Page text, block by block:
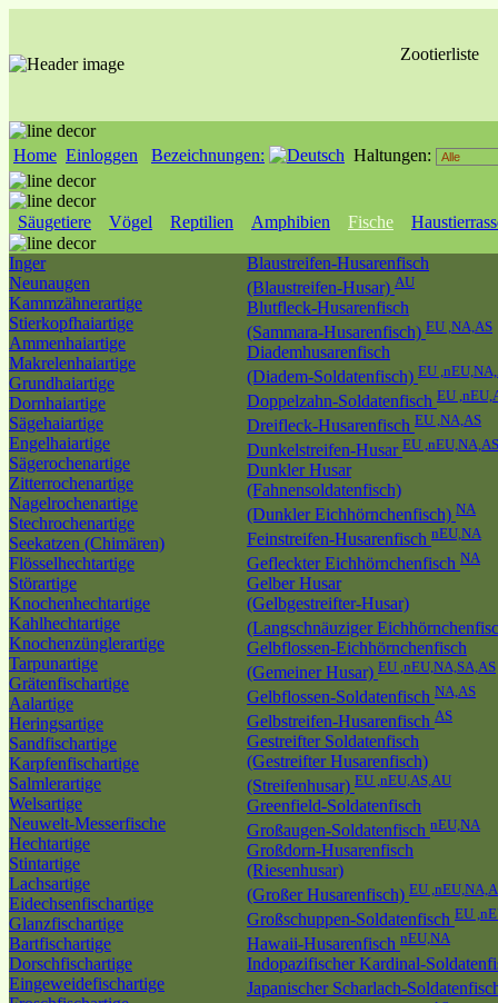
Zootierliste
Home Einloggen Bezeichnungen: Haltungen:
Säugetiere Vögel Reptilien Amphibien Fische
Inger
Neunaugen
Kammzähnerartige
Stierkopfhaiartige
Ammenhaiartige
Makrelenhaiartige
Grundhaiartige
Dornhaiartige
Sägehaiartige
Engelhaiartige
Sägerochenartige
Zitterrochenartige
Nagelrochenartige
Stechrochenartige
Seekatzen (Chimären)
Flösselhechtartige
Störartige
Knochenhechtartige
Kahlhechtartige
Knochenzünglerartige
Tarpunartige
Grätenfischartige
Aalartige
Heringsartige
Sandfischartige
Karpfenfischartige
Salmlerartige
Welsartige
Neuwelt-Messerfische
Hechtartige
Stintartige
Lachsartige
Eidechsenfischartige
Glanzfischartige
Bartfischartige
Dorschfischartige
Eingeweidefischartige
Blaustreifen-Husarenfisch
(Blaustreifen-Husar) AU
Blutfleck-Husarenfisch
(Sammara-Husarenfisch) EU ,NA,AS
Diademhusarenfisch
(Diadem-Soldatenfisch) EU
Doppelzahn-Soldatenfisch EU
Dreifleck-Husarenfisch EU ,NA,AS
Dunkelstreifen-Husar EU ,nEU,NA,AS
Dunkler Husar
(Fahnensoldatenfisch)
(Dunkler Eichhörnchenfisch) NA
Feinstreifen-Husarenfisch nEU,NA
Gefleckter Eichhörnchenfisch NA
Gelber Husar
(Gelbgestreifter-Husar)
(Langschnäuziger
Gelbflossen-Eichhörnchenfisch
(Gemeiner Husar) EU ,nEU,NA,SA,AS
Gelbflossen-Soldatenfisch NA,AS
Gelbstreifen-Husarenfisch AS
Gestreifter Soldatenfisch
(Gestreifter Husarenfisch)
(Streifenhusar) EU ,nEU,AS,AU
Greenfield-Soldatenfisch
Großaugen-Soldatenfisch nEU,NA
Großdorn-Husarenfisch
(Riesenhusar)
(Großer Husarenfisch) EU
Großschuppen-Soldatenfisch EU
Hawaii-Husarenfisch nEU,NA
Indopazifischer Kardinal-
Japanischer Scharlach-